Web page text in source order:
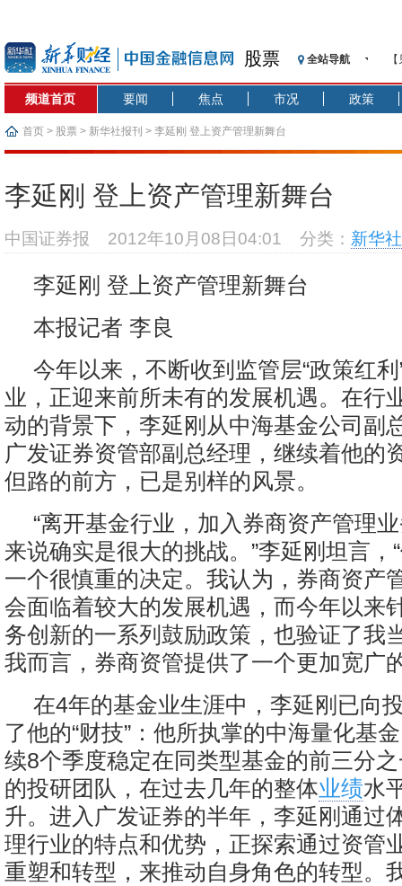
股票 全站导航
记
【
沥
频道首页 要闻 焦点 市况 政策
首页 > 股票 > 新华社报刊 > 李延刚 登上资产管理新舞台
李延刚 登上资产管理新舞台
中国证券报 2012年10月08日04:01 分类： 新华
李延刚 登上资产管理新舞台
本报记者 李良
今年以来，不断收到监管层“政策红
业，正迎来前所未有的发展机遇。在行
动的背景下，李延刚从中海基金公司副
广发证券资管部副总经理，继续着他的
但路的前方，已是别样的风景。
“离开基金行业，加入券商资产管理
来说确实是很大的挑战。”李延刚坦言，
一个很慎重的决定。我认为，券商资产
会面临着较大的发展机遇，而今年以来
务创新的一系列鼓励政策，也验证了我
我而言，券商资管提供了一个更加宽广
在4年的基金业生涯中，李延刚已向
了他的“财技”：他所执掌的中海量化基
续8个季度稳定在同类型基金的前三分
的投研团队，在过去几年的整体业绩水
升。进入广发证券的半年，李延刚通过
理行业的特点和优势，正探索通过资管
重塑和转型，来推动自身角色的转型。